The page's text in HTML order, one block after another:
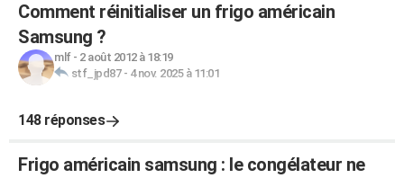
Comment réinitialiser un frigo américain
Samsung ?
mlf- 2 août 2012 à 18:19
stf_jpd87- 4 nov. 2025 à 11:01
148 réponses
Frigo américain samsung : le congélateur ne